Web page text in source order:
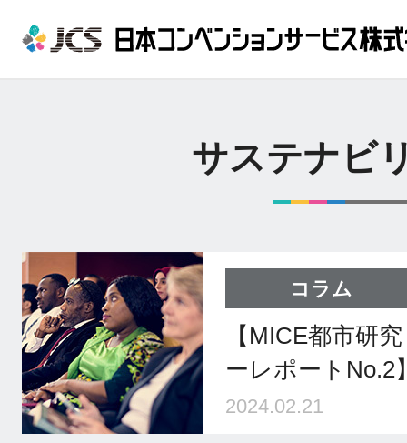
サステナビ
コラム
【MICE都市研
ーレポート
2024.02.21